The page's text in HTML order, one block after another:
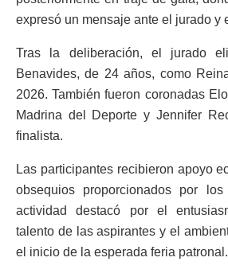
expresó un mensaje ante el jurado y
Tras la deliberación, el jurado
Benavides, de 24 años, como
2026. También fueron coronadas
Madrina del Deporte y Jennifer
finalista.
Las participantes recibieron apoyo
obsequios proporcionados por los
actividad destacó por el
talento de las aspirantes y el
el inicio de la esperada feria patronal.